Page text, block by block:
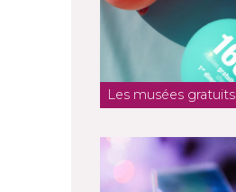
Les musées gratuits